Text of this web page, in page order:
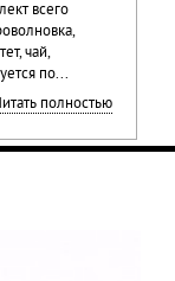
всего
чай,
по...
полностью